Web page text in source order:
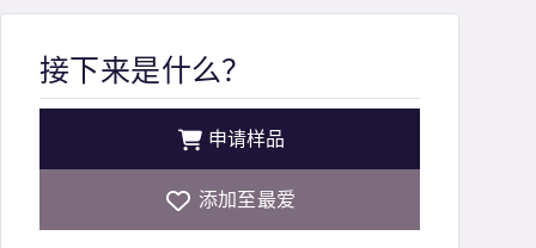
接下来是什么？
申请样品
添加至最爱